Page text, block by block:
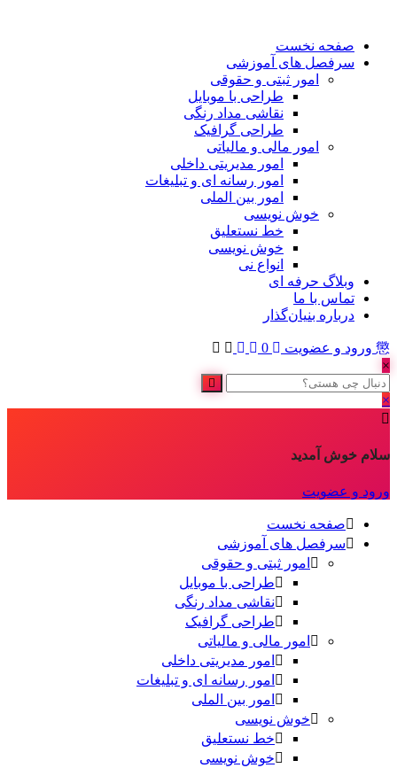
صفحه نخست
سرفصل های آموزشی
امور ثبتی و حقوقی
طراحی با موبایل
نقاشی مداد رنگی
طراحی گرافیک
امور مالی و مالیاتی
امور مدیریتی داخلی
امور رسانه ای و تبلیغات
امور بین الملی
خوش نویسی
خط نستعلیق
خوش نویسی
انواع نی
وبلاگ حرفه ای
تماس با ما
درباره بنیان‌گذار
ورود و عضویت
0
×
×
سلام خوش آمدید
ورود و عضویت
صفحه نخست
سرفصل های آموزشی
امور ثبتی و حقوقی
طراحی با موبایل
نقاشی مداد رنگی
طراحی گرافیک
امور مالی و مالیاتی
امور مدیریتی داخلی
امور رسانه ای و تبلیغات
امور بین الملی
خوش نویسی
خط نستعلیق
خوش نویسی